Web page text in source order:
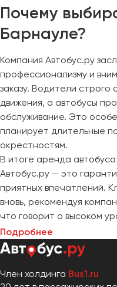
Почему
Барнауле?
Компания Автобус.ру
профессионализму и
заказу. Водители
движения, а автобусы
обслуживание. Это
планирует длительные
окрестностям.
В итоге аренда автобуса
Автобус.ру — это
приятных впечатлений.
вновь, рекомендуя
что говорит о высоком
Подробнее
Член холдинга Bus1.ru